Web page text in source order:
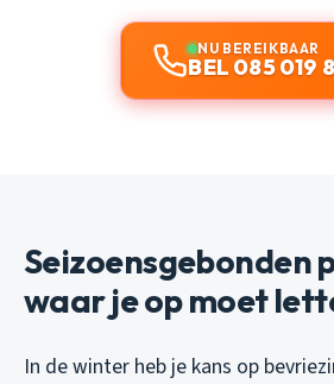
NU BEREIKBAAR
BEL 085 019
Seizoensgebonden
waar je op moet
In de winter heb je kans op